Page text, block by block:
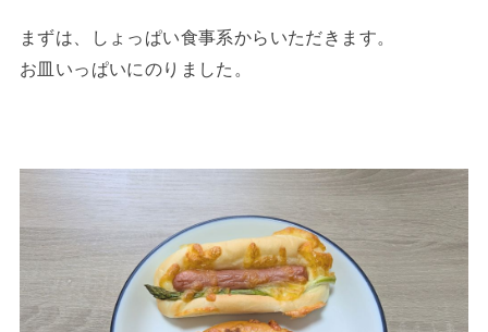
まずは、しょっぱい食事系からいただきます。
お皿いっぱいにのりました。